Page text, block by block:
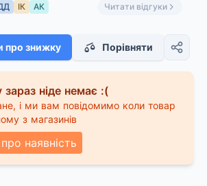
ІК АК Читати відгуки
про знижку Порівняти
ніде немає :(
і ми вам повідомимо коли товар
з магазинів
наявність